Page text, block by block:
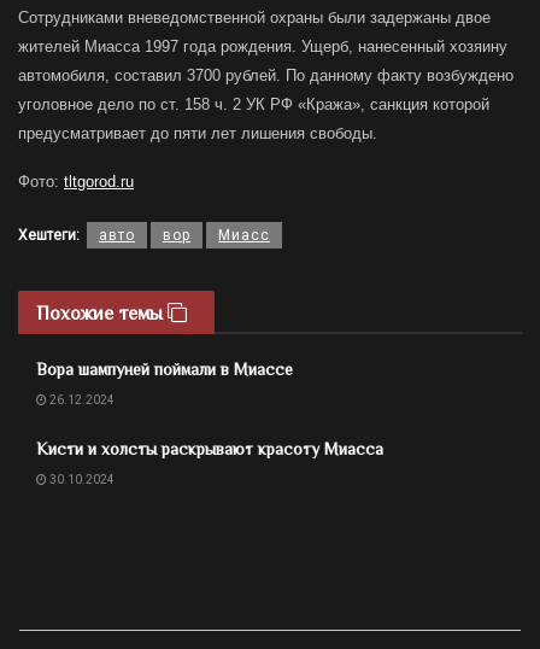
Сотрудниками вневедомственной охраны были задержаны двое
жителей Миасса 1997 года рождения. Ущерб, нанесенный хозяину
автомобиля, составил 3700 рублей. По данному факту возбуждено
уголовное дело по ст. 158 ч. 2 УК РФ «Кража», санкция которой
предусматривает до пяти лет лишения свободы.
Фото: tltgorod.ru
Хештеги: авто вор Миасс
Похожие темы
Вора шампуней поймали в Миассе
26.12.2024
Кисти и холсты раскрывают красоту Миасса
30.10.2024